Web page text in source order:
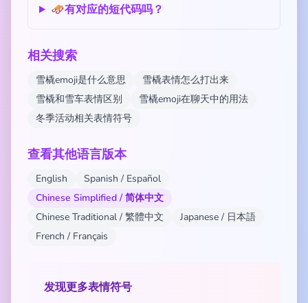
🛷有对应的短代码吗？
相关搜索
雪橇emoji是什么意思
雪橇表情怎么打出来
雪橇和雪车表情区别
雪橇emoji在聊天中的用法
冬季活动相关表情符号
查看其他语言版本
English
Spanish / Español
Chinese Simplified / 简体中文
Chinese Traditional / 繁體中文
Japanese / 日本語
French / Français
发现更多表情符号